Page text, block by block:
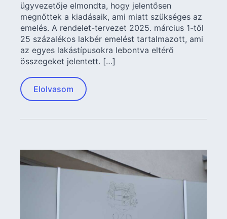
ügyvezetője elmondta, hogy jelentősen
megnőttek a kiadásaik, ami miatt szükséges az
emelés. A rendelet-tervezet 2025. március 1-től
25 százalékos lakbér emelést tartalmazott, ami
az egyes lakástípusokra lebontva eltérő
összegeket jelentett. […]
Elolvasom